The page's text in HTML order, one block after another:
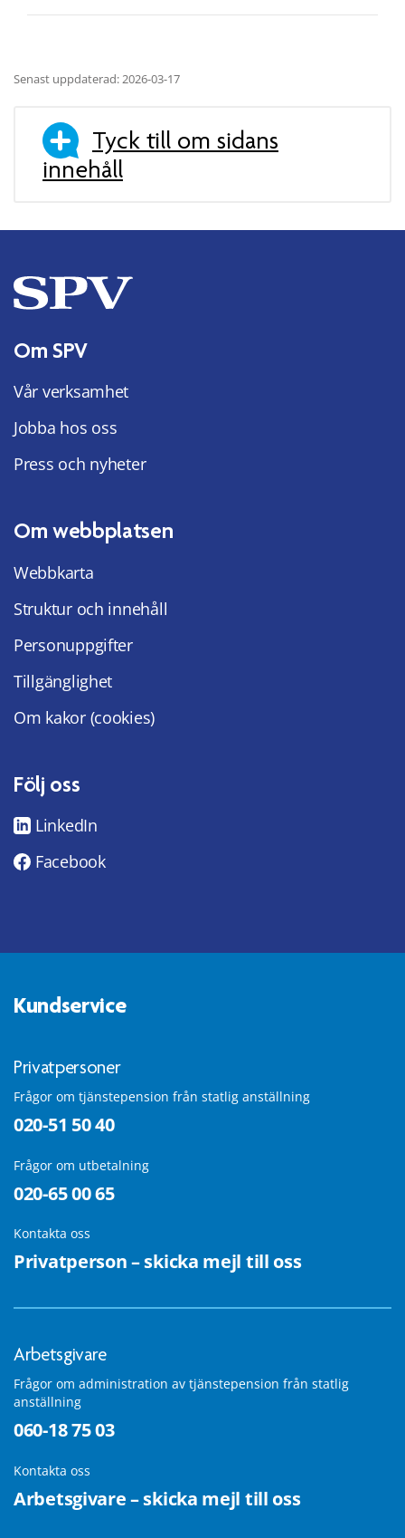
Senast uppdaterad: 2026-03-17
Tyck till om sidans
innehåll
Om SPV
Vår verksamhet
Jobba hos oss
Press och nyheter
Om webbplatsen
Webbkarta
Struktur och innehåll
Personuppgifter
Tillgänglighet
Om kakor (cookies)
Följ oss
LinkedIn
Facebook
Kundservice
Privatpersoner
Frågor om tjänstepension från statlig anställning
020-51 50 40
Frågor om utbetalning
020-65 00 65
Kontakta oss
Privatperson – skicka mejl till oss
Arbetsgivare
Frågor om administration av tjänstepension från statlig
anställning
060-18 75 03
Kontakta oss
Arbetsgivare – skicka mejl till oss